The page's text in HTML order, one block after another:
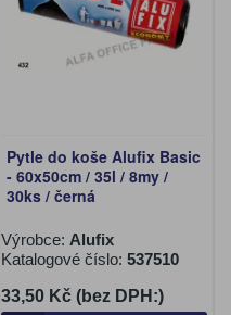
Pytle do koše Alufix Basic
- 60x50cm / 35l / 8my /
30ks / černá
Výrobce: Alufix
Katalogové číslo: 537510
33,50 Kč (bez DPH:)